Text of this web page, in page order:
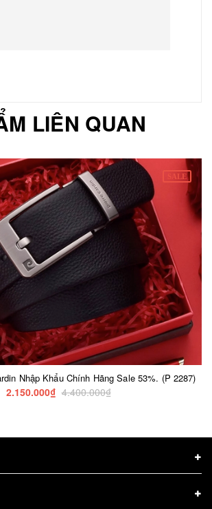
LIÊN QUAN
SALE
Nhập Khẩu Chính Hãng Sale 53%. (P 2287)
2.150.000₫ 4.400.000₫